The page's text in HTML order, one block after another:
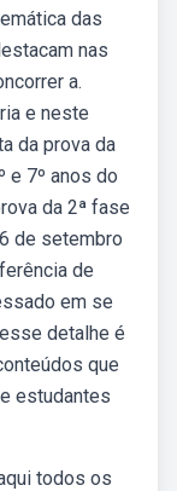
das
nas
a.
e neste
da prova da
e 7º anos do
da 2ª fase
de setembro
de
em se
detalhe é
que
estudantes
todos os